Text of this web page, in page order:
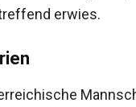
erwies.